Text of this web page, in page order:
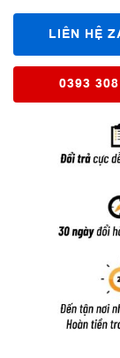
LIÊN HỆ
0393